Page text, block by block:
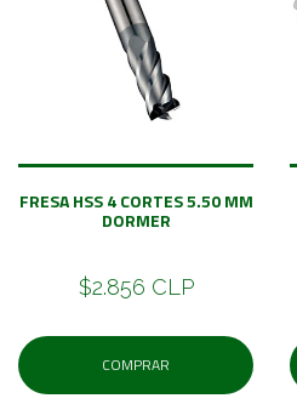
FRESA HSS 4 CORTES 5.50 MM
DORMER
$2.856 CLP
COMPRAR